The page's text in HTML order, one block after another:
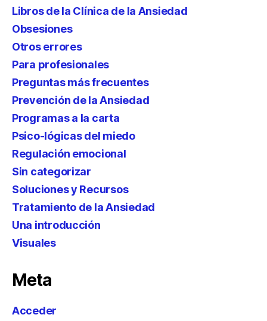
Libros de la Clínica de la Ansiedad
Obsesiones
Otros errores
Para profesionales
Preguntas más frecuentes
Prevención de la Ansiedad
Programas a la carta
Psico-lógicas del miedo
Regulación emocional
Sin categorizar
Soluciones y Recursos
Tratamiento de la Ansiedad
Una introducción
Visuales
Meta
Acceder